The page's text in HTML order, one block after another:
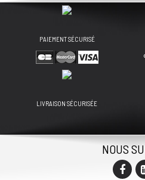
PAIEMENT SÉCURISÉ
LIVRAISON SÉCURISÉE
NOUS